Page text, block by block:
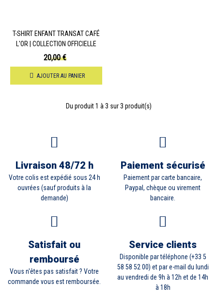
T-SHIRT ENFANT TRANSAT CAFÉ
L'OR | COLLECTION OFFICIELLE
20,00 €
AJOUTER AU PANIER
Du produit1 à 3 sur 3 produit(s)
Livraison 48/72 h
Votre colis est expédié sous 24 h
ouvrées (sauf produits à la
demande)
Paiement sécurisé
Paiement par carte bancaire,
Paypal, chèque ou virement
bancaire.
Satisfait ou
remboursé
Vous n'êtes pas satisfait ? Votre
commande vous est remboursée.
Service clients
Disponible par téléphone (+33 5
58 58 52 00) et par e-mail du lundi
au vendredi de 9h à 12h et de 14h
à 18h